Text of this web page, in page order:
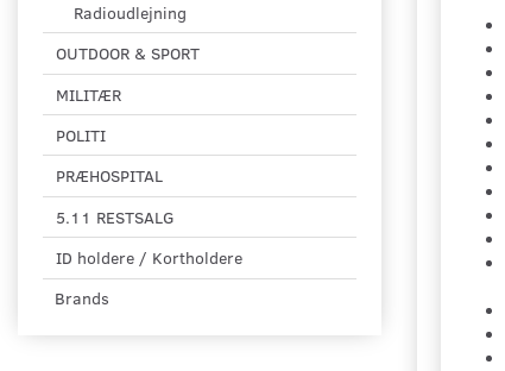
Radioudlejning
OUTDOOR & SPORT
MILITÆR
POLITI
PRÆHOSPITAL
5.11 RESTSALG
ID holdere / Kortholdere
Brands